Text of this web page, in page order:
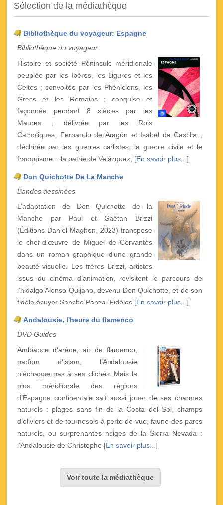
Sélection de la médiathèque
Bibliothèque du voyageur: Espagne
Bibliothèque du voyageur
Histoire et société Péninsule méridionale
peuplée par les Ibères, les Ligures et les
Celtes ; convoitée par les Phéniciens, les
Grecs et les Romains ; conquise et
façonnée pendant 8 siècles par les
Maures ; délivrée par les Rois
Catholiques, Fernando de Aragón et Isabel de Castilla ;
déchirée par les guerres carlistes, la guerre civile et le
franquisme... la patrie de Velázquez, [En savoir plus...]
Don Quichotte De La Manche
Bandes dessinées
L’adaptation de Don Quichotte de la
Manche par Paul et Gaëtan Brizzi
(Éditions Daniel Maghen, 2023) transpose
le chef-d’œuvre de Miguel de Cervantès
dans un roman graphique d’une grande
beauté visuelle. Les frères Brizzi, artistes
issus du cinéma d’animation, revisitent le parcours de
l’hidalgo Alonso Quijano, devenu Don Quichotte, et de son
fidèle écuyer Sancho Panza. Fidèles [En savoir plus...]
Andalousie, l'heure du flamenco
DVD Guides
Ambiance d'arène, air de flamenco,
parfum d'islam, l’Andalousie
n’échappe pas à ses clichés. Mais la
plus méridionale des régions
d’Espagne continentale sait aussi jouer de ses charmes
naturels : plages sans fin de la Costa del Sol, champs
d’oliviers et de tournesols à perte de vue, faune des parcs
naturels, ou surprenantes neiges de la Sierra Nevada :
l’Andalousie de Christophe [En savoir plus...]
Voir toute la médiathèque